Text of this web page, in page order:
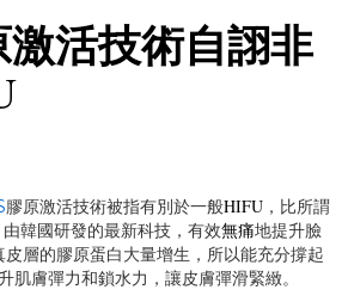
激活技術自詡非
膠原激活技術被指有別於一般HIFU ，比所謂
韓國研發的最新科技，有效無痛地提升臉
層的膠原蛋白大量增生，所以能充分撐起
肌膚彈力和鎖水力，讓皮膚彈滑緊緻。